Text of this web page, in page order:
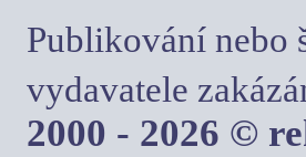
Publikování nebo
vydavatele
2000 - 2026 ©